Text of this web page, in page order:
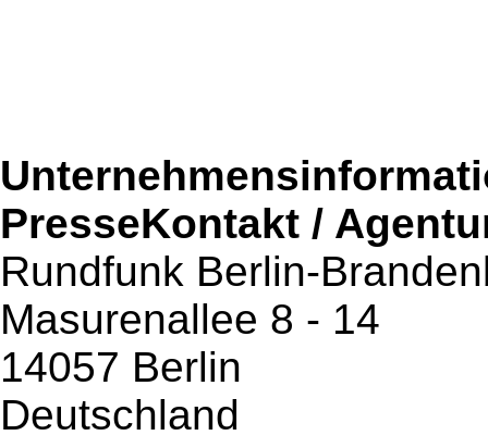
PresseKontakt /
Rundfunk Berlin-
Masurenallee 8 - 14
14057 Berlin
Deutschland